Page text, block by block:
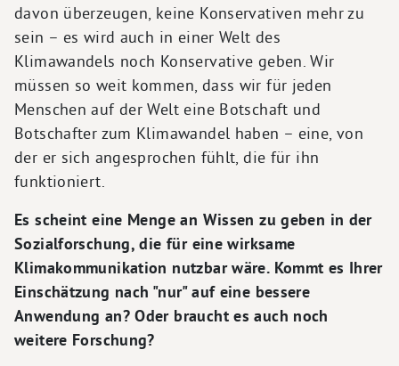
davon überzeugen, keine Konservativen mehr zu
sein – es wird auch in einer Welt des
Klimawandels noch Konservative geben. Wir
müssen so weit kommen, dass wir für jeden
Menschen auf der Welt eine Botschaft und
Botschafter zum Klimawandel haben – eine, von
der er sich angesprochen fühlt, die für ihn
funktioniert.
Es scheint eine Menge an Wissen zu geben in der
Sozialforschung, die für eine wirksame
Klimakommunikation nutzbar wäre. Kommt es Ihrer
Einschätzung nach "nur" auf eine bessere
Anwendung an? Oder braucht es auch noch
weitere Forschung?